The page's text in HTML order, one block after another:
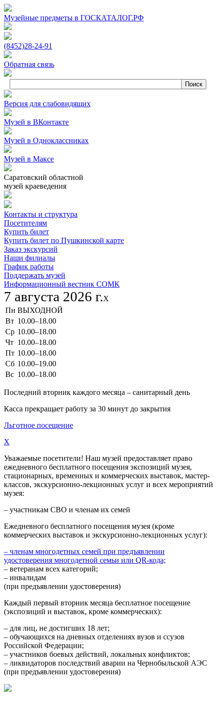
Музейные предметы в ГОСКАТАЛОГ.РФ
(8452)28‑24‑91
Обратная связь
Версия для слабовидящих
Музей в ВКонтакте
Музей в Одноклассниках
Музей в Максе
Саратовский областной
музей краеведения
Контакты и структура
Посетителям
Купить билет
Купить билет по Пушкинской карте
Заказ экскурсий
Наши филиалы
График работы
Поддержать музей
Информационный вестник СОМК
7 августа 2026 г.X
Пн ВЫХОДНОЙ
Вт 10.00–18.00
Ср 10.00–18.00
Чт 10.00–18.00
Пт 10.00–18.00
Сб 10.00–19.00
Вс 10.00–18.00
Последний вторник каждого месяца – санитарный день
Касса прекращает работу за 30 минут до закрытия
Льготное посещение
X
Уважаемые посетители! Наш музей предоставляет право
ежедневного бесплатного посещения экспозиций музея,
стационарных, временных и коммерческих выставок, мастер-
классов, экскурсионно-лекционных услуг и всех мероприятий
музея:
– участникам СВО и членам их семей
Ежедневного бесплатного посещения музея (кроме
коммерческих выставок и экскурсионно-лекционных услуг):
– членам многодетных семей при предъявлении
удостоверения многодетной семьи или QR-кода;
– ветеранам всех категорий;
– инвалидам
(при предъявлении удостоверения)
Каждый первый вторник месяца бесплатное посещение
(экспозиций и выставок, кроме коммерческих):
– для лиц, не достигших 18 лет;
– обучающихся на дневных отделениях вузов и ссузов
Российской Федерации;
– участников боевых действий, локальных конфликтов;
– ликвидаторов последствий аварии на Чернобыльской АЭС
(при предъявлении удостоверения)